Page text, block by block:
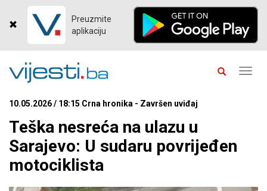
Preuzmite
aplikaciju
10.05.2026 / 18:15 Crna hronika - Završen uviđaj
Teška nesreća na ulazu u
Sarajevo: U sudaru povrijeđen
motociklista